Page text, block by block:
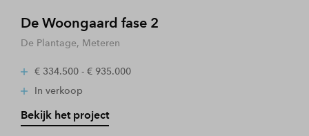
De Woongaard fase 2
De Plantage, Meteren
€ 334.500 - € 935.000
In verkoop
Bekijk het project